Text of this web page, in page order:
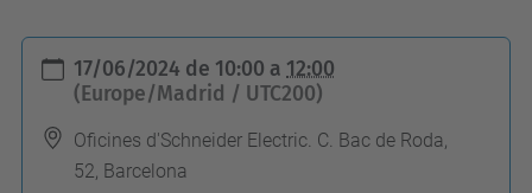
17/06/2024 de 10:00 a 12:00
(Europe/Madrid / UTC200)
Oficines d'Schneider Electric. C. Bac de Roda,
52, Barcelona